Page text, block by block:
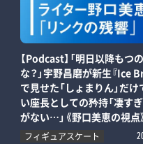
【Podcast】「明日以降もつ
な？」宇野昌磨が新生『Ice
で見せた「しょまりん」だ
い座長としての矜持「凄す
がない…」《野口美恵の視点
フィギュアスケート